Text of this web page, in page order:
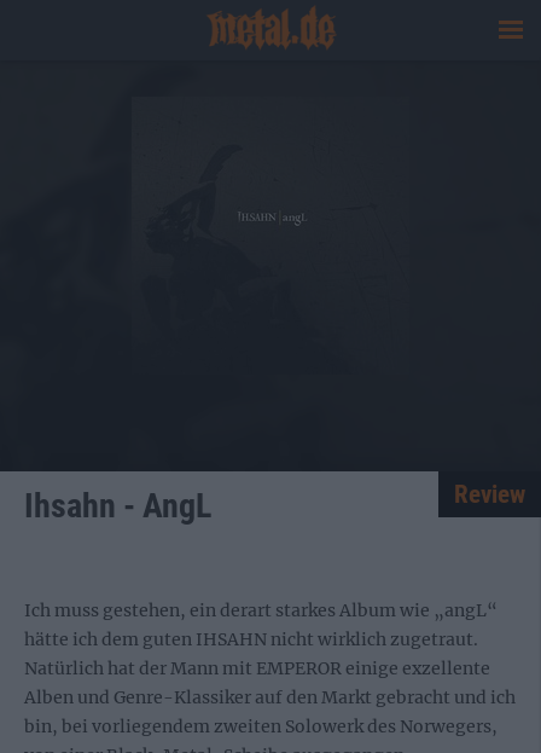
Ihsahn - AngL Review
Ich muss gestehen, ein derart starkes Album wie „angL“
hätte ich dem guten IHSAHN nicht wirklich zugetraut.
Natürlich hat der Mann mit EMPEROR einige exzellente
Alben und Genre-Klassiker auf den Markt gebracht und ich
bin, bei vorliegendem zweiten Solowerk des Norwegers,